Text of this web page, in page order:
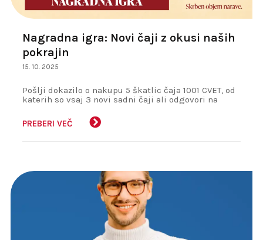
Nagradna igra: Novi čaji z okusi naših
pokrajin
15. 10. 2025
Pošlji dokazilo o nakupu 5 škatlic čaja 1001 CVET, od
katerih so vsaj 3 novi sadni čaji ali odgovori na
PREBERI VEČ